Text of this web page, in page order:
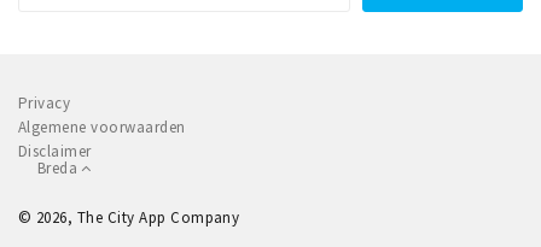
Privacy
Algemene voorwaarden
Disclaimer
Breda
© 2026, The City App Company